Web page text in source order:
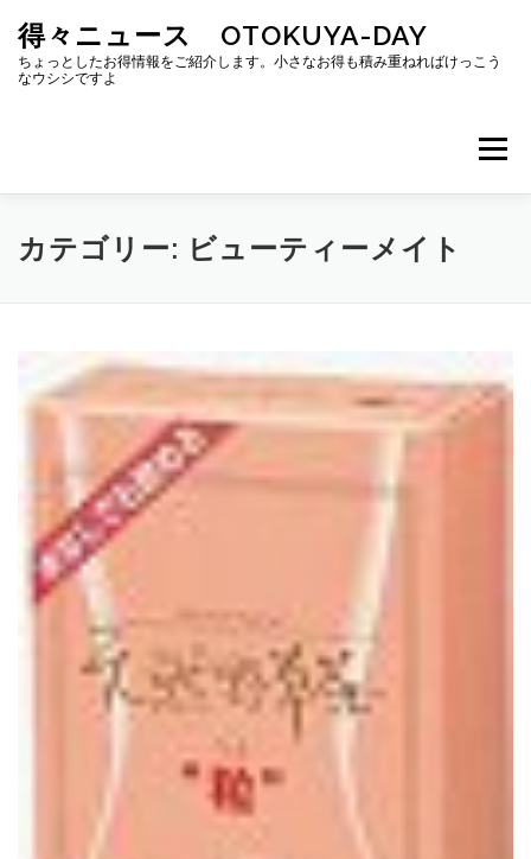
ッ
得々ニュース OTOKUYA-DAY
ちょっとしたお得情報をご紹介します。小さなお得も積み重ねればけっこう
なウシシですよ
メニュー
カテゴリー: ビューティーメイト